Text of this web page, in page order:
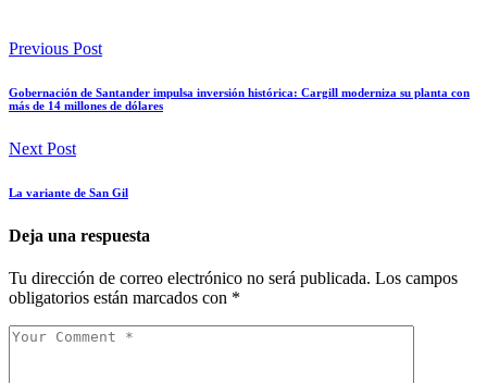
Previous Post
Gobernación de Santander impulsa inversión histórica: Cargill moderniza su planta con
más de 14 millones de dólares
Next Post
La variante de San Gil
Deja una respuesta
Tu dirección de correo electrónico no será publicada. Los campos
obligatorios están marcados con *